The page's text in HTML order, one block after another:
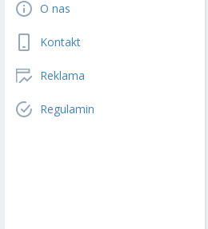
O nas
Kontakt
Reklama
Regulamin